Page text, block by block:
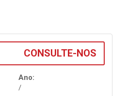
CONSULTE-NOS
Ano:
/